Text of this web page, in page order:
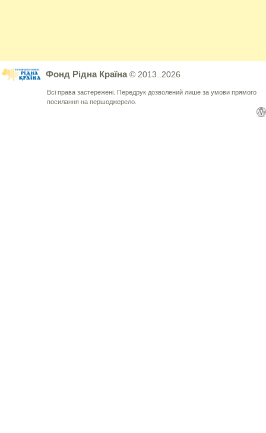
Фонд Рідна Країна© 2013..2026
Всі права застережені. Передрук дозволений лише за умови прямого
посилання на першоджерело.